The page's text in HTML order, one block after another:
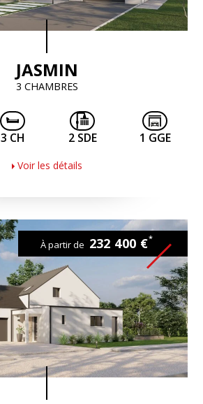
JASMIN
3 CHAMBRES
3 CH 2 SDE 1 GGE
Voir les détails
À partir de 232 400 €*